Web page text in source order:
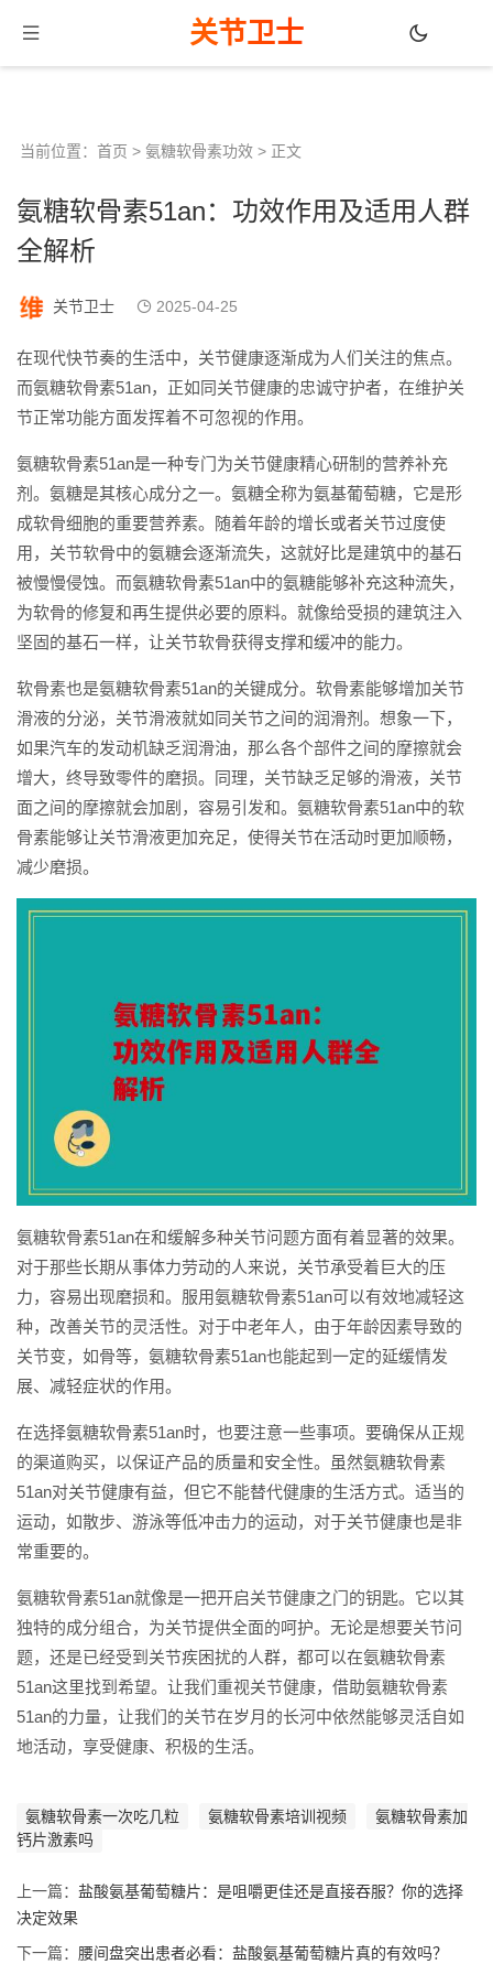
关节卫士
当前位置： 首页 > 氨糖软骨素功效 > 正文
氨糖软骨素51an：功效作用及适用人群
全解析
关节卫士 2025-04-25
在现代快节奏的生活中，关节健康逐渐成为人们关注的焦点。
而氨糖软骨素51an，正如同关节健康的忠诚守护者，在维护关
节正常功能方面发挥着不可忽视的作用。
氨糖软骨素51an是一种专门为关节健康精心研制的营养补充
剂。氨糖是其核心成分之一。氨糖全称为氨基葡萄糖，它是形
成软骨细胞的重要营养素。随着年龄的增长或者关节过度使
用，关节软骨中的氨糖会逐渐流失，这就好比是建筑中的基石
被慢慢侵蚀。而氨糖软骨素51an中的氨糖能够补充这种流失，
为软骨的修复和再生提供必要的原料。就像给受损的建筑注入
坚固的基石一样，让关节软骨获得支撑和缓冲的能力。
软骨素也是氨糖软骨素51an的关键成分。软骨素能够增加关节
滑液的分泌，关节滑液就如同关节之间的润滑剂。想象一下，
如果汽车的发动机缺乏润滑油，那么各个部件之间的摩擦就会
增大，终导致零件的磨损。同理，关节缺乏足够的滑液，关节
面之间的摩擦就会加剧，容易引发和。氨糖软骨素51an中的软
骨素能够让关节滑液更加充足，使得关节在活动时更加顺畅，
减少磨损。
氨糖软骨素51an在和缓解多种关节问题方面有着显著的效果。
对于那些长期从事体力劳动的人来说，关节承受着巨大的压
力，容易出现磨损和。服用氨糖软骨素51an可以有效地减轻这
种，改善关节的灵活性。对于中老年人，由于年龄因素导致的
关节变，如骨等，氨糖软骨素51an也能起到一定的延缓情发
展、减轻症状的作用。
在选择氨糖软骨素51an时，也要注意一些事项。要确保从正规
的渠道购买，以保证产品的质量和安全性。虽然氨糖软骨素
51an对关节健康有益，但它不能替代健康的生活方式。适当的
运动，如散步、游泳等低冲击力的运动，对于关节健康也是非
常重要的。
氨糖软骨素51an就像是一把开启关节健康之门的钥匙。它以其
独特的成分组合，为关节提供全面的呵护。无论是想要关节问
题，还是已经受到关节疾困扰的人群，都可以在氨糖软骨素
51an这里找到希望。让我们重视关节健康，借助氨糖软骨素
51an的力量，让我们的关节在岁月的长河中依然能够灵活自如
地活动，享受健康、积极的生活。
氨糖软骨素一次吃几粒 氨糖软骨素培训视频
氨糖软骨素加
钙片激素吗
上一篇： 盐酸氨基葡萄糖片：是咀嚼更佳还是直接吞服？你的选择
决定效果
下一篇： 腰间盘突出患者必看：盐酸氨基葡萄糖片真的有效吗？